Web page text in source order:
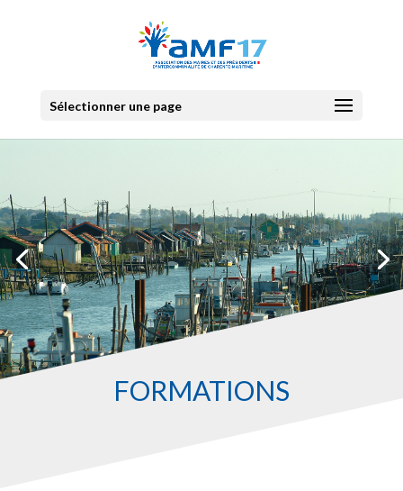
Sélectionner une page
FORMATIONS